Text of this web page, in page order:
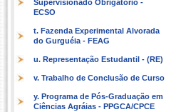
Supervisionado Obrigatório -
ECSO
t. Fazenda Experimental Alvorada
do Gurguéia - FEAG
u. Representação Estudantil - (RE)
v. Trabalho de Conclusão de Curso
y. Programa de Pós-Graduação em
Ciências Agráias - PPGCA/CPCE